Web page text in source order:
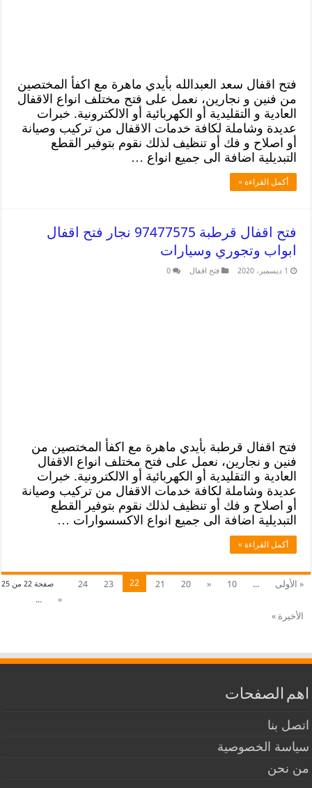
فتح اقفال سعد العبدالله بأيدي ماهرة مع اكفأ المختصين
من فنين و نجارين، نعمل على فتح مختلف انواع الاقفال
العادية و التقليدية أو الكهربائية أو الالكترونية. خبرات
عديدة وشاملة لكافة خدمات الاقفال من تركيب وصيانة
أو اصلاح و فك أو تنظيف لذلك نقوم بتوفير القطع
التبديلية اضافة الى جميع انواع …
أكمل القراءة »
فتح اقفال قرطبة 97477575 نجار فتح اقفال
ابواب وتجوري وسيارات
1 ديسمبر، 2020 فتح اقفال 0
فتح اقفال قرطبة بأيدي ماهرة مع اكفأ المختصين من
فنين و نجارين، نعمل على فتح مختلف انواع الاقفال
العادية و التقليدية أو الكهربائية أو الالكترونية. خبرات
عديدة وشاملة لكافة خدمات الاقفال من تركيب وصيانة
أو اصلاح و فك أو تنظيف لذلك نقوم بتوفير القطع
التبديلية اضافة الى جميع انواع الاكسسوارات …
أكمل القراءة »
صفحة 22 من 25 « الأولى ...
10
«
20
21
22
23
24
»
...
الأخيرة »
اهم الصفحات
اتصل بنا
سياسة الخصوصية
من نحن